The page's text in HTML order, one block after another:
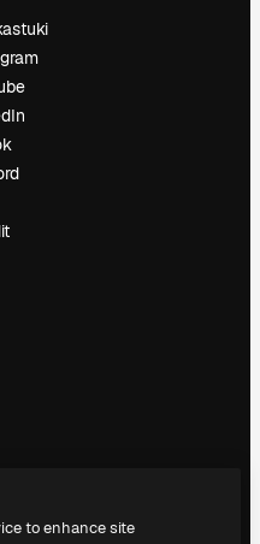
to enhance site